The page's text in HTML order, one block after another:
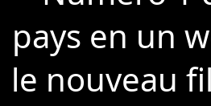
pays en un
le nouveau